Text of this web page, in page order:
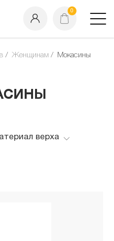
0
Женщинам Мокасины
верха